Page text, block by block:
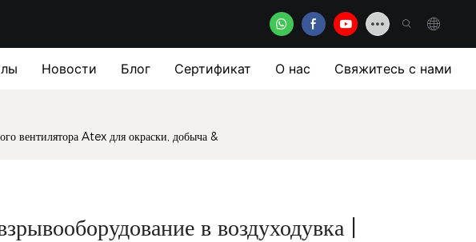
Новости Блог Сертификат О нас Свяжитесь с нами
вентилятора Atex для окраски, добыча &
в воздуходувка |